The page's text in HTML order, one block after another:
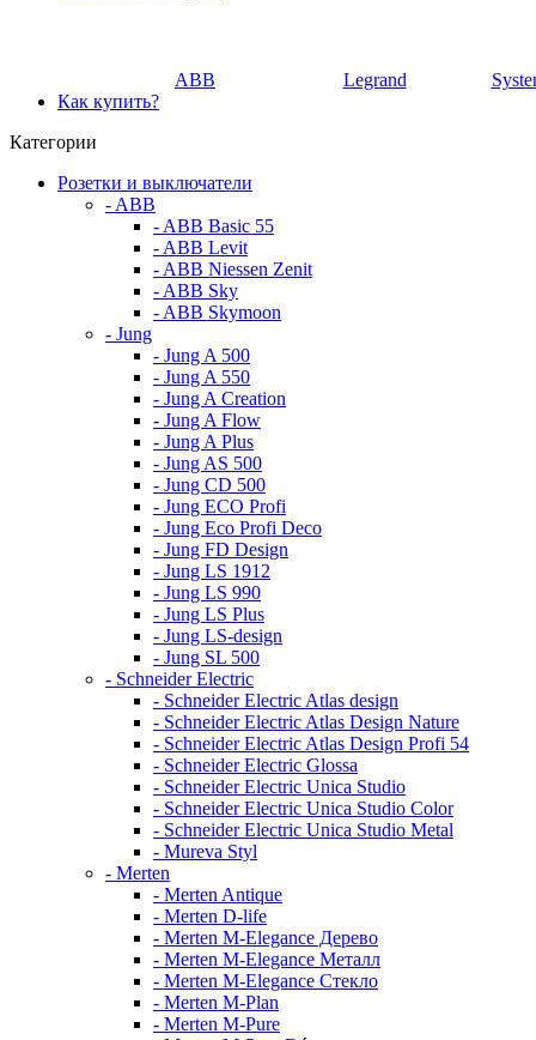
ABB Legrand
Как купить?
Категории
Розетки и выключатели
- ABB
- ABB Basic 55
- ABB Levit
- ABB Niessen Zenit
- ABB Sky
- ABB Skymoon
- Jung
- Jung A 500
- Jung A 550
- Jung A Creation
- Jung A Flow
- Jung A Plus
- Jung AS 500
- Jung CD 500
- Jung ECO Profi
- Jung Eco Profi Deco
- Jung FD Design
- Jung LS 1912
- Jung LS 990
- Jung LS Plus
- Jung LS-design
- Jung SL 500
- Schneider Electric
- Schneider Electric Atlas design
- Schneider Electric Atlas Design Nature
- Schneider Electric Atlas Design Profi 54
- Schneider Electric Glossa
- Schneider Electric Unica Studio
- Schneider Electric Unica Studio Color
- Schneider Electric Unica Studio Metal
- Mureva Styl
- Merten
- Merten Antique
- Merten D-life
- Merten M-Elegance Дерево
- Merten M-Elegance Металл
- Merten M-Elegance Стекло
- Merten M-Plan
- Merten M-Pure